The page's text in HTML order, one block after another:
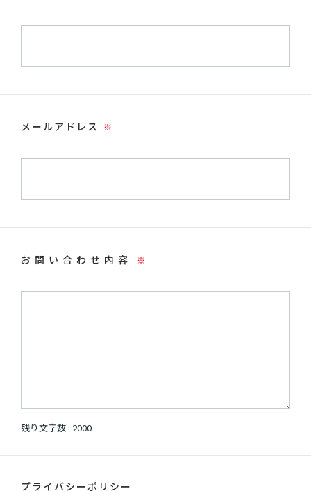
メールアドレス ※
お問い合わせ内容 ※
残り文字数 : 2000
プライバシーポリシー